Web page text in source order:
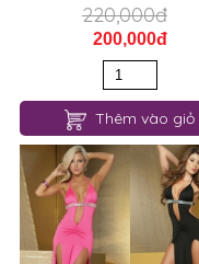
220,000đ
200,000đ
Thêm vào giỏ